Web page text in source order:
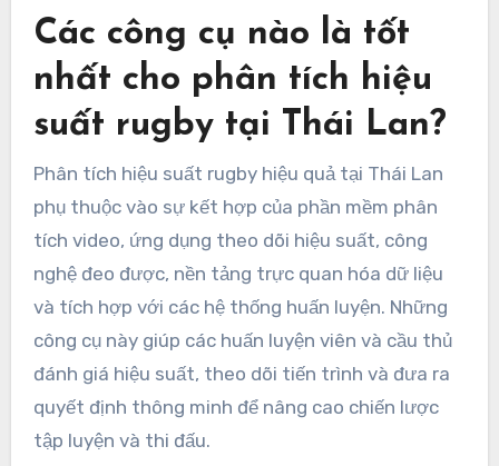
Các công cụ nào là tốt
nhất cho phân tích hiệu
suất rugby tại Thái Lan?
Phân tích hiệu suất rugby hiệu quả tại Thái Lan
phụ thuộc vào sự kết hợp của phần mềm phân
tích video, ứng dụng theo dõi hiệu suất, công
nghệ đeo được, nền tảng trực quan hóa dữ liệu
và tích hợp với các hệ thống huấn luyện. Những
công cụ này giúp các huấn luyện viên và cầu thủ
đánh giá hiệu suất, theo dõi tiến trình và đưa ra
quyết định thông minh để nâng cao chiến lược
tập luyện và thi đấu.